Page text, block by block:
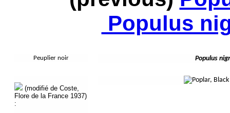
Populus
Peuplier noir Populus
(modifié de Coste,
Flore de la France 1937)
: